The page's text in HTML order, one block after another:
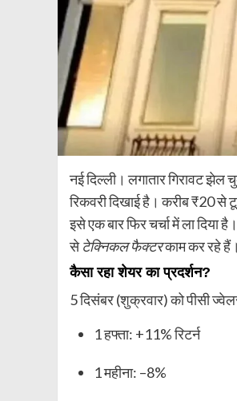
नई दिल्ली। लगातार गिरावट
रिकवरी दिखाई है। करीब ₹20 से
इसे एक बार फिर चर्चा में ला
सेटेक्निकल फैक्टरकाम कर रहे हैं।
कैसा रहा शेयर का प्रदर्शन?
5 दिसंबर (शुक्रवार) को पीसी
1 हफ्ता: +11% रिटर्न
1 महीना: –8%